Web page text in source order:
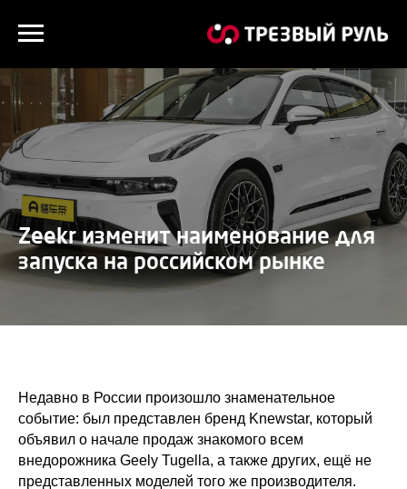
Zeekr изменит наименование для
запуска на российском рынке
Недавно в России произошло знаменательное
событие: был представлен бренд Knewstar, который
объявил о начале продаж знакомого всем
внедорожника Geely Tugella, а также других, ещё не
представленных моделей того же производителя.